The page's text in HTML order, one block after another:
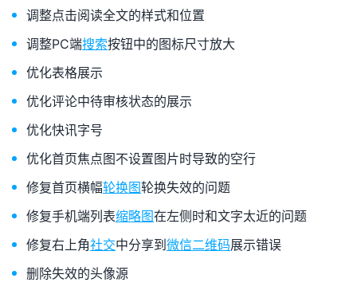
调整点击阅读全文的样式和位置
调整PC端搜索按钮中的图标尺寸放大
优化表格展示
优化评论中待审核状态的展示
优化快讯字号
优化首页焦点图不设置图片时导致的空行
修复首页横幅轮换图轮换失效的问题
修复手机端列表缩略图在左侧时和文字太近的问题
修复右上角社交中分享到微信二维码展示错误
删除失效的头像源